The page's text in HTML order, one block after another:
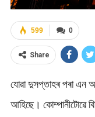
0
599
Share
যোৱা দুসপ্তাহৰ পৰা এন
আহিছে। কোম্পানীটোৱে